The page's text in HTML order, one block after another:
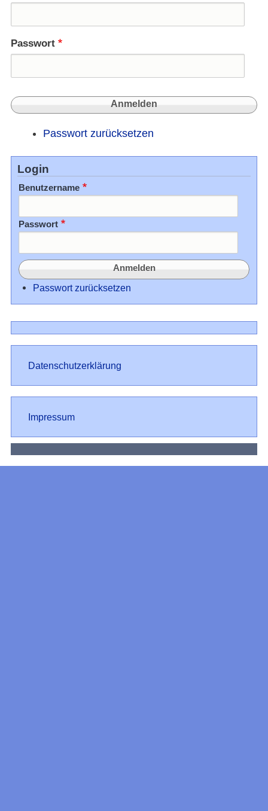
Passwort
Passwort zurücksetzen
Login
Benutzername
Passwort
Passwort zurücksetzen
Datenschutz
Datenschutzerklärung
Impressum
Impressum